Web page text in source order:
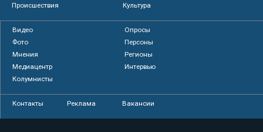
Происшествия
Культура
Видео
Опросы
Фото
Персоны
Мнения
Регионы
Медиацентр
Интервью
Колумнисты
Контакты Реклама Вакансии